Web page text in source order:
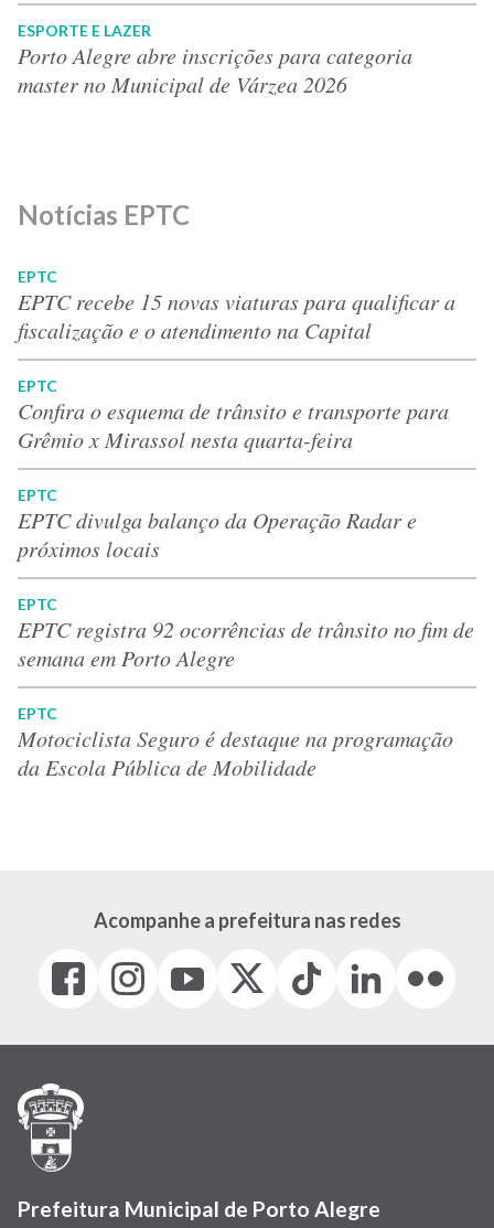
ESPORTE E LAZER
Porto Alegre abre inscrições para categoria
master no Municipal de Várzea 2026
Notícias EPTC
EPTC
EPTC recebe 15 novas viaturas para qualificar a
fiscalização e o atendimento na Capital
EPTC
Confira o esquema de trânsito e transporte para
Grêmio x Mirassol nesta quarta-feira
EPTC
EPTC divulga balanço da Operação Radar e
próximos locais
EPTC
EPTC registra 92 ocorrências de trânsito no fim de
semana em Porto Alegre
EPTC
Motociclista Seguro é destaque na programação
da Escola Pública de Mobilidade
Acompanhe a prefeitura nas redes
Facebook
(link
em
janela)
Instagram
(link
em
(link
em
(Antigo
(link
Tiktok
(link
em
LinkedIn
(link
em
(link
em
Prefeitura Municipal de Porto Alegre